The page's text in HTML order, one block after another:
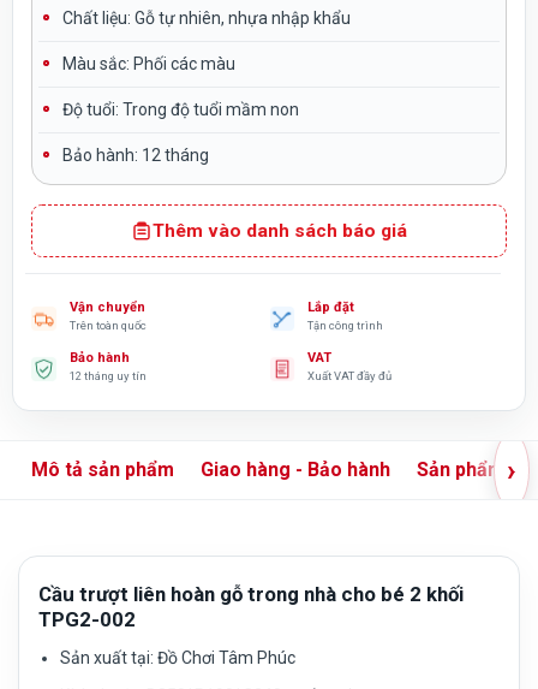
Chất liệu: Gỗ tự nhiên, nhựa nhập khẩu
Màu sắc: Phối các màu
Độ tuổi: Trong độ tuổi mầm non
Bảo hành: 12 tháng
Thêm vào danh sách báo giá
Vận chuyển
Trên toàn quốc
Lắp đặt
Tận công trình
Bảo hành
12 tháng uy tín
VAT
Xuất VAT đầy đủ
Mô tả sản phẩm Giao hàng - Bảo hành Sản phẩm›
Cầu trượt liên hoàn gỗ trong nhà cho bé 2 khối
TPG2-002
Sản xuất tại: Đồ Chơi Tâm Phúc